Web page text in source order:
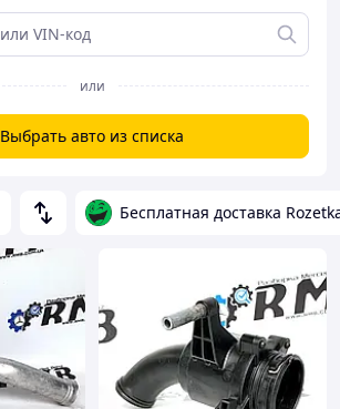
или
Выбрать авто из списка
Бесплатная доставка